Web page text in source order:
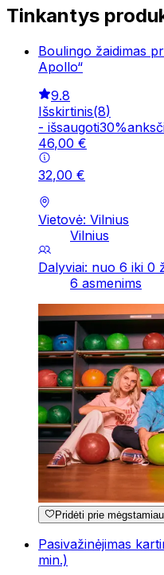
Tinkantys
Boulingo žaidimas
Apollo“
9.8
Išskirtinis(8)
- išsaugoti30%
46,00 €
32,00 €
Vietovė: Vilnius
Vilnius
Dalyviai: nuo 6 iki 0
6 asmenims
Pridėti prie
Pasivažinėjimas
min.)